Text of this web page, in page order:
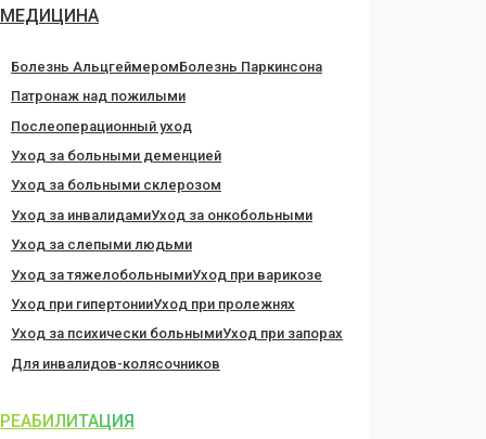
МЕДИЦИНА
Болезнь АльцгеймеромБолезнь Паркинсона
Патронаж над пожилыми
Послеоперационный уход
Уход за больными деменцией
Уход за больными склерозом
Уход за инвалидамиУход за онкобольными
Уход за слепыми людьми
Уход за тяжелобольнымиУход при варикозе
Уход при гипертонииУход при пролежнях
Уход за психически больнымиУход при запорах
Для инвалидов-колясочников
РЕАБИЛИТАЦИЯ